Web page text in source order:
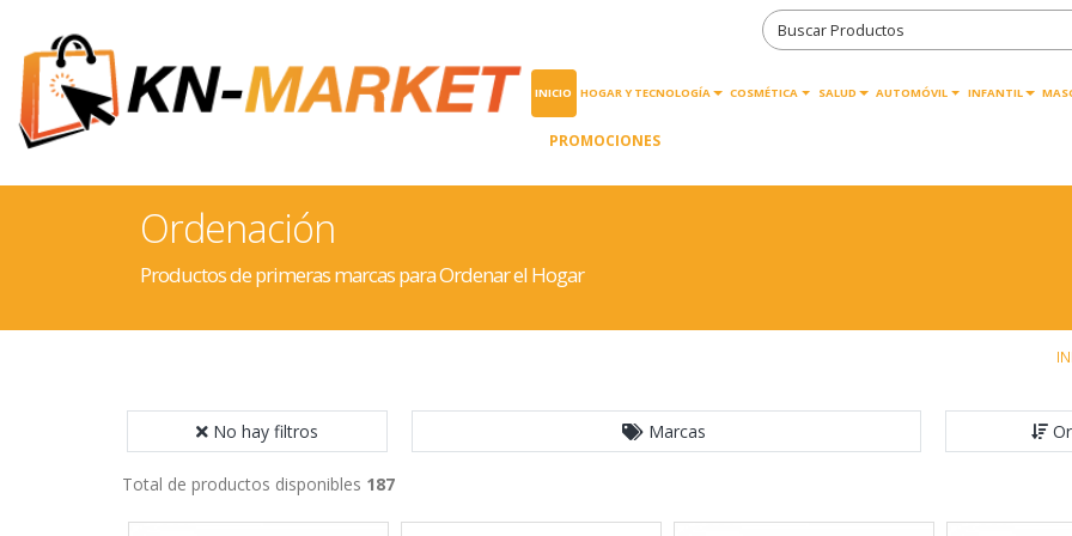
INICIO HOGAR Y TECNOLOGÍA COSMÉTICA SALUD AUTOMÓVIL INFANTIL
PROMOCIONES
Ordenación
Productos de primeras marcas para Ordenar el Hogar
No hay filtros Marcas
Total de productos disponibles 187